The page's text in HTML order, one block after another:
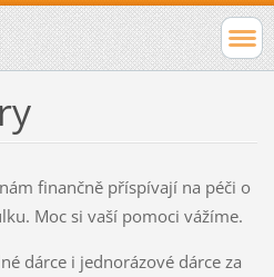
finančně příspívají na péči o
Moc si vaší pomoci vážíme.
dárce i jednorázové dárce za